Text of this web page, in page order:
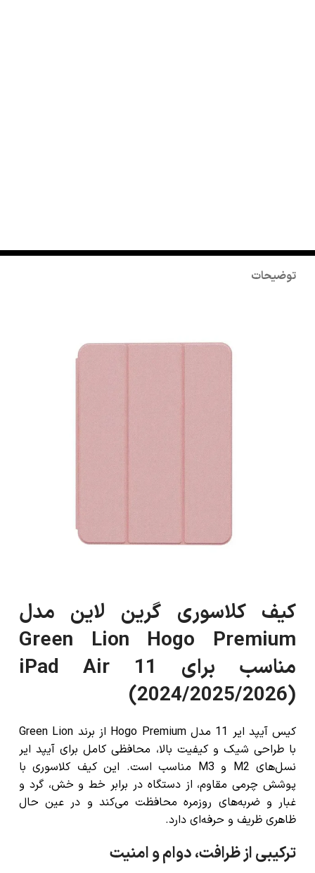
توضیحات
کیف کلاسوری گرین لاین مدل
Green Lion Hogo Premium
مناسب برای iPad Air 11
(2024/2025/2026)
کیس آیپد ایر 11 مدل Hogo Premium از برند Green Lion
با طراحی شیک و کیفیت بالا، محافظی کامل برای آیپد ایر
نسل‌های M2 و M3 مناسب است. این کیف کلاسوری با
پوشش چرمی مقاوم، از دستگاه در برابر خط و خش، گرد و
غبار و ضربه‌های روزمره محافظت می‌کند و در عین حال
ظاهری ظریف و حرفه‌ای دارد.
ترکیبی از ظرافت، دوام و امنیت